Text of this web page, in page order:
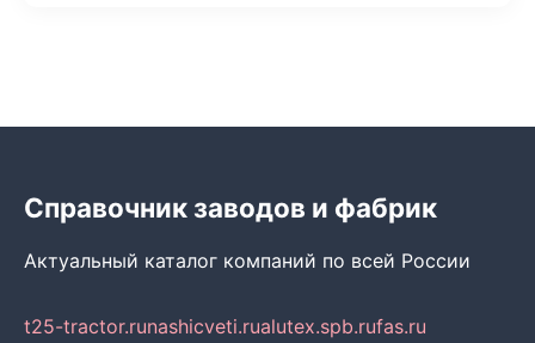
Справочник заводов и фабрик
Актуальный каталог компаний по всей России
t25-tractor.runashicveti.rualutex.spb.rufas.ru